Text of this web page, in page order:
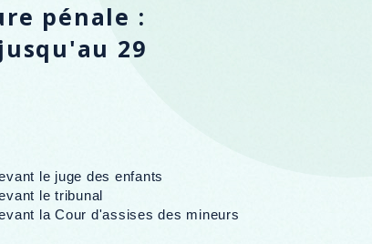
pénale :
29
le juge des enfants
le tribunal
la Cour d'assises des mineurs